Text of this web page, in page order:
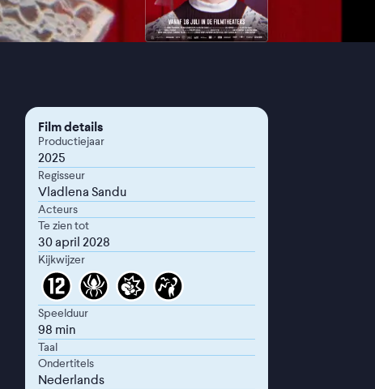
Film details
Productiejaar
2025
Regisseur
Vladlena Sandu
Acteurs
Te zien tot
30 april 2028
Kijkwijzer
Speelduur
98 min
Taal
Ondertitels
Nederlands